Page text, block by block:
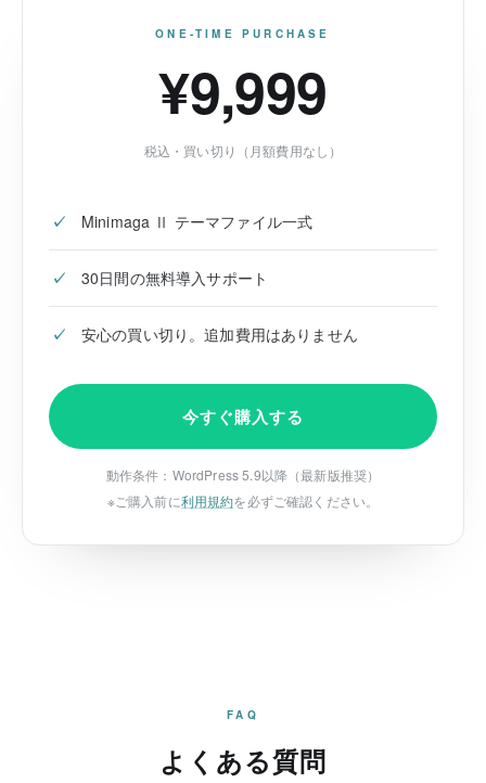
ONE-TIME PURCHASE
¥9,999
税込・買い切り（月額費用なし）
Minimaga Ⅱ テーマファイル一式
30日間の無料導入サポート
安心の買い切り。追加費用はありません
今すぐ購入する
動作条件：WordPress 5.9以降（最新版推奨）
※ご購入前に利用規約を必ずご確認ください。
FAQ
よくある質問